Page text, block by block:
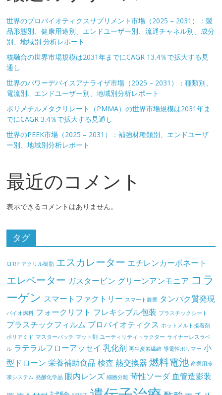
世界のプロバイオティクスサプリメント市場（2025 – 2031）：製
品形態別、健康用途別、エンドユーザー別、流通チャネル別、成分
別、地域別 分析レポート
核融合の世界市場規模は2031年までにCAGR 13.4％で拡大する見
通し
世界のパワーデバイスアナライザ市場（2025 – 2031）：種類別、
電流別、エンドユーザー別、地域別分析レポート
ポリメチルメタクリレート（PMMA）の世界市場規模は2031年ま
でにCAGR 3.4％で拡大する見通し
世界のPEEK市場（2025 – 2031）：補強材種類別、エンドユーザ
ー別、地域別分析レポート
最近のコメント
表示できるコメントはありません。
タグ
CFRP アクリル樹脂 エスカレーター エチレンカーボネート
エレベーター ガスタービン グリーンアンモニア コラ
ーゲン スマートファクトリー スマート農業 タンパク質発現
バイオ燃料 フォークリフト フレキシブル包装 プラスチックシート
プラスチックフィルム プロバイオティクス ホットメルト接着剤
ポリアミド マスターバッチ マット剤 ユーティリティトラクター ライナーレスラベ
ル ラテラルフローアッセイ 乳化剤 再生炭素繊維 導電性ポリマー 小
型ドローン 栄養補助食品 検査 熱交換器 燃料電池 産業用冷
凍システム 発酵化学品 眼内レンズ 細胞分離 苛性ソーダ 血管造影装